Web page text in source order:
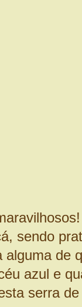
sendo
de
azul e
serra